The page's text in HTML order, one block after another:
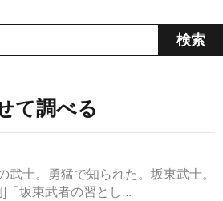
て調べる
武士。勇猛で知られた。坂東武士。
「坂東武者の習とし...